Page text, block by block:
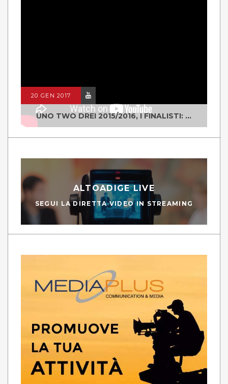
20 GEN 2017
UNO TWO DREI 2015/2016, I FINALISTI: CLASSE IV ALS ISTITUTO "DEGASPERI" BORGO VALSUGANA
ALTOADIGE LIVE
SEGUI LA DIRETTA VIDEO IN STREAMING